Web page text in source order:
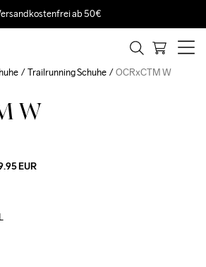
ab 50€
W
EUR
Trailrunning Schuhe OCRxCTM W